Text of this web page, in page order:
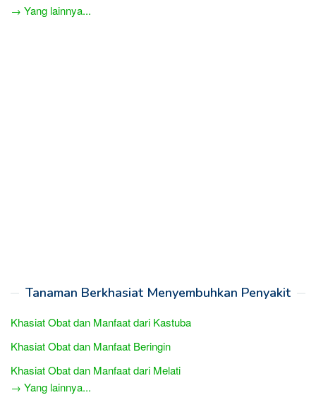
→ Yang lainnya...
Tanaman Berkhasiat Menyembuhkan Penyakit
Khasiat Obat dan Manfaat dari Kastuba
Khasiat Obat dan Manfaat Beringin
Khasiat Obat dan Manfaat dari Melati
→ Yang lainnya...